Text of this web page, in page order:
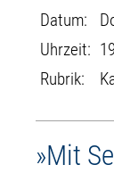
Datum:
Uhrzeit:
Rubrik:
»Mit